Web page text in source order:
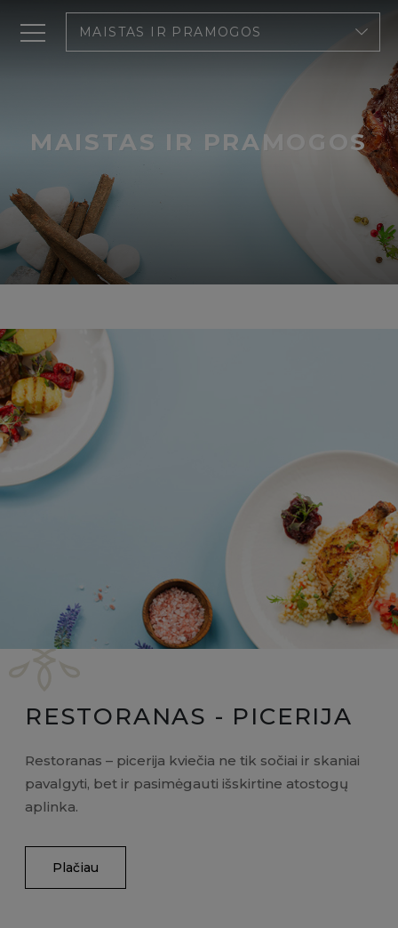
MAISTAS IR PRAMOGOS
MAISTAS IR PRAMOGOS
RESTORANAS - PICERIJA
Restoranas – picerija kviečia ne tik sočiai ir skaniai
pavalgyti, bet ir pasimėgauti išskirtine atostogų
aplinka.
Plačiau